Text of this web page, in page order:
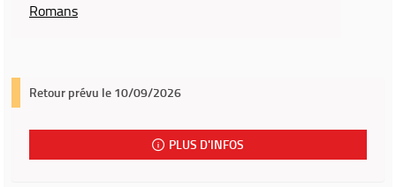
Romans
Retour prévu le 10/09/2026
PLUS D'INFOS